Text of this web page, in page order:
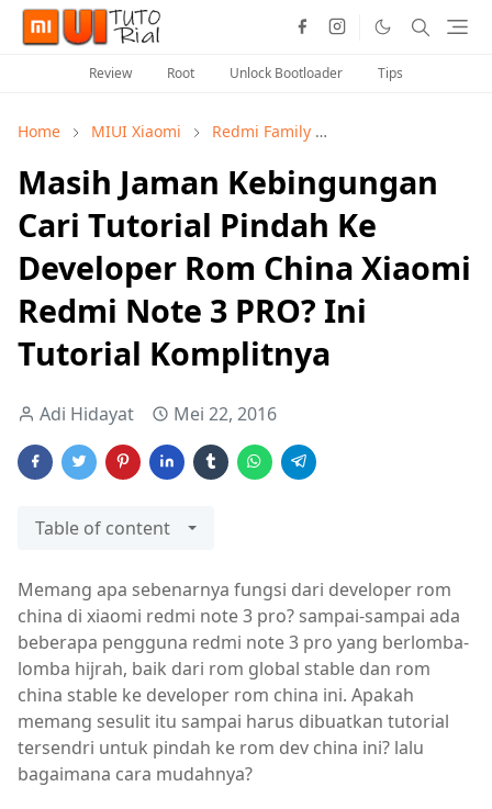
Review Root Unlock Bootloader Tips
Home MIUI Xiaomi Redmi Family
Masih Jaman Kebingungan
Cari Tutorial Pindah Ke
Developer Rom China Xiaomi
Redmi Note 3 PRO? Ini
Tutorial Komplitnya
Adi Hidayat Mei 22, 2016
Table of content
Memang apa sebenarnya fungsi dari developer rom
china di xiaomi redmi note 3 pro? sampai-sampai ada
beberapa pengguna redmi note 3 pro yang berlomba-
lomba hijrah, baik dari rom global stable dan rom
china stable ke developer rom china ini. Apakah
memang sesulit itu sampai harus dibuatkan tutorial
tersendri untuk pindah ke rom dev china ini? lalu
bagaimana cara mudahnya?